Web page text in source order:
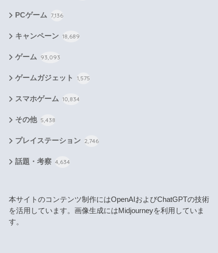
PCゲーム 7,136
キャンペーン 18,689
ゲーム 93,093
ゲームガジェット 1,575
スマホゲーム 10,834
その他 5,438
プレイステーション 2,746
話題・考察 4,634
本サイトのコンテンツ制作にはOpenAIおよびChatGPTの技術
を活用しています。画像生成にはMidjourneyを利用していま
す。